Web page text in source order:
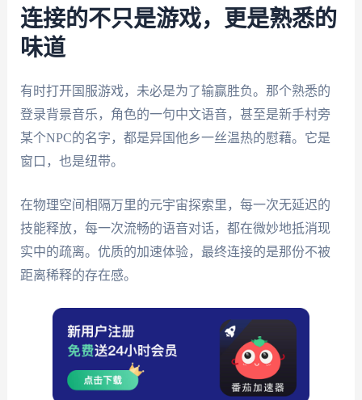
连接的不只是游戏，更是熟悉的
味道
有时打开国服游戏，未必是为了输赢胜负。那个熟悉的
登录背景音乐，角色的一句中文语音，甚至是新手村旁
某个NPC的名字，都是异国他乡一丝温热的慰藉。它是
窗口，也是纽带。
在物理空间相隔万里的元宇宙探索里，每一次无延迟的
技能释放，每一次流畅的语音对话，都在微妙地抵消现
实中的疏离。优质的加速体验，最终连接的是那份不被
距离稀释的存在感。